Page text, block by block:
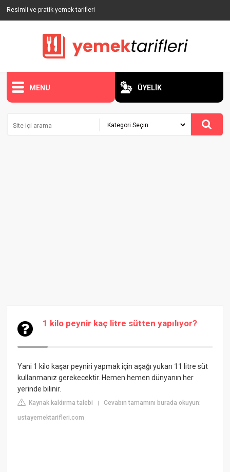
Resimli ve pratik yemek tarifleri
MENU ÜYELİK
1 kilo peynir kaç litre sütten yapılıyor?
Yani 1 kilo kaşar peyniri yapmak için aşağı yukarı 11 litre süt
kullanmanız gerekecektir. Hemen hemen dünyanın her
yerinde bilinir.
Kaynak kaldırma talebi |Cevabın tamamını burada okuyun:
ustayemektarifleri.com